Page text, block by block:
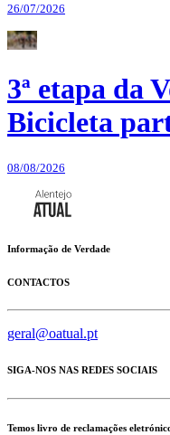
26/07/2026
3ª etapa da
Bicicleta
08/08/2026
Informação de Verdade
CONTACTOS
geral@oatual.pt
SIGA-NOS NAS REDES SOCIAIS
Temos livro de reclamações